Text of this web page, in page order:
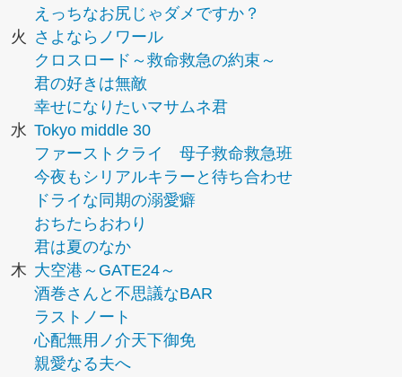
えっちなお尻じゃダメですか？
火
さよならノワール
クロスロード～救命救急の約束～
君の好きは無敵
幸せになりたいマサムネ君
水 Tokyo middle 30
ファーストクライ 母子救命救急班
今夜もシリアルキラーと待ち合わせ
ドライな同期の溺愛癖
おちたらおわり
君は夏のなか
木 大空港～GATE24～
酒巻さんと不思議なBAR
ラストノート
心配無用ノ介天下御免
親愛なる夫へ